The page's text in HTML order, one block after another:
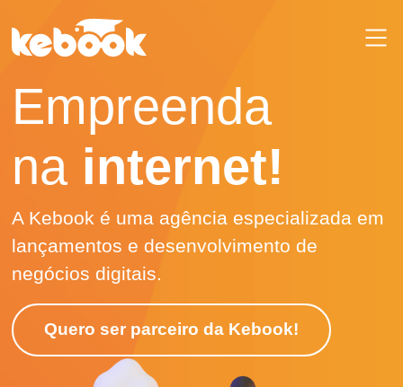
Empreenda
na internet!
A Kebook é uma agência especializada em
lançamentos e desenvolvimento de
negócios digitais.
Quero ser parceiro da Kebook!